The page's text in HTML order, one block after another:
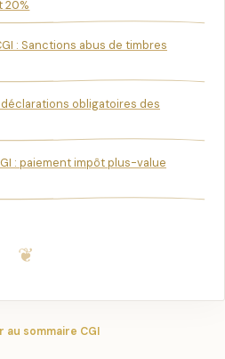
20%
: Sanctions abus de timbres
déclarations obligatoires des
: paiement impôt plus-value
au sommaire CGI